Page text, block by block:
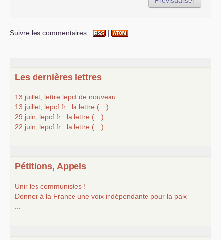
Suivre les commentaires : |
Les dernières lettres
13 juillet, lettre lepcf de nouveau
13 juillet, lepcf.fr : la lettre (…)
29 juin, lepcf.fr : la lettre (…)
22 juin, lepcf.fr : la lettre (…)
Pétitions, Appels
Unir les communistes !
Donner à la France une voix indépendante pour la paix